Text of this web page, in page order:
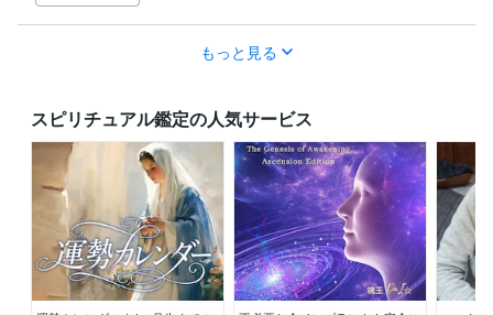
もっと見る
スピリチュアル鑑定の人気サービス